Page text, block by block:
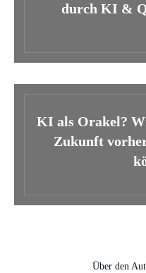
durch KI &
KI als Orakel?
Zukunft
Über den